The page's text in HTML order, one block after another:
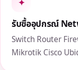
✦
รับซื้ออุปกรณ์
Switch Router
Mikrotik Cisco